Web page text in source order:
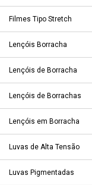
Filmes Tipo Stretch
Lençóis Borracha
Lençóis de Borracha
Lençóis de Borrachas
Lençóis em Borracha
Luvas de Alta Tensão
Luvas Pigmentadas